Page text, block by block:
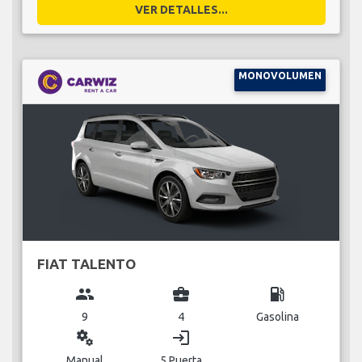
VER DETALLES...
MONOVOLUMEN
FIAT TALENTO
group
9
business_center
4
local_gas_station
Gasolina
miscellaneous_services login